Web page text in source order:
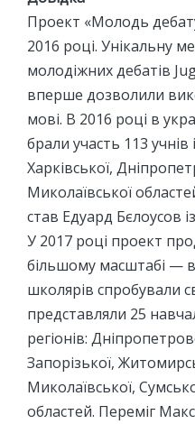
Проект «Молодь
2016 році. Унікальну
молодіжних дебатів
вперше дозволили
мові. В 2016 році в
брали участь 113 учнів
Харківської,
Миколаївської
став Едуард Бєлоусов
У 2017 році проект
більшому масштабі —
школярів спробували
представляли 25
регіонів:
Запорізької,
Миколаївської,
областей. Переміг